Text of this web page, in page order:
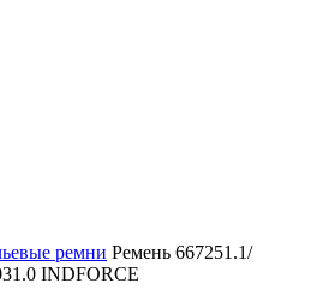
ремни Ремень 667251.1/
INDFORCE